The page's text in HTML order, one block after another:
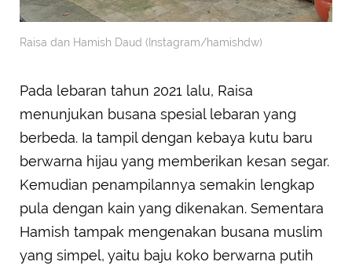
Raisa dan Hamish Daud (Instagram/hamishdw)
Pada lebaran tahun 2021 lalu, Raisa
menunjukan busana spesial lebaran yang
berbeda. Ia tampil dengan kebaya kutu baru
berwarna hijau yang memberikan kesan segar.
Kemudian penampilannya semakin lengkap
pula dengan kain yang dikenakan. Sementara
Hamish tampak mengenakan busana muslim
yang simpel, yaitu baju koko berwarna putih